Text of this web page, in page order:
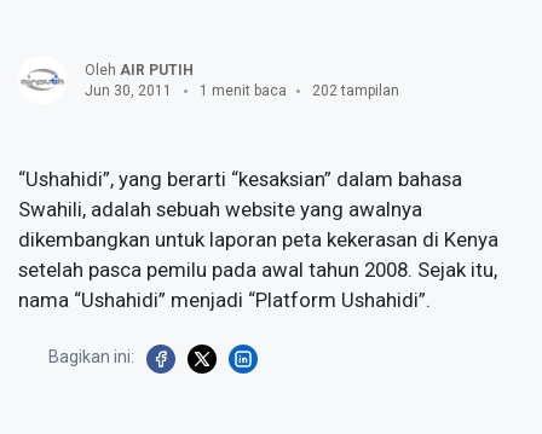
Oleh AIR PUTIH
Jun 30, 2011
1 menit baca 202 tampilan
“Ushahidi”, yang berarti “kesaksian” dalam bahasa
Swahili, adalah sebuah website yang awalnya
dikembangkan untuk laporan peta kekerasan di Kenya
setelah pasca pemilu pada awal tahun 2008. Sejak itu,
nama “Ushahidi” menjadi “Platform Ushahidi”.
Bagikan ini: